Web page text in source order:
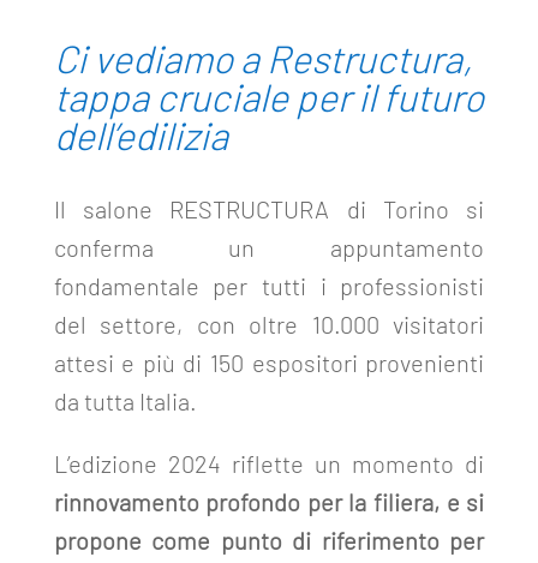
Ci vediamo a Restructura,
tappa cruciale per il futuro
dell’edilizia
Il salone RESTRUCTURA di Torino si
conferma un appuntamento
fondamentale per tutti i professionisti
del settore, con oltre 10.000 visitatori
attesi e più di 150 espositori provenienti
da tutta Italia.
L’edizione 2024 riflette un momento di
rinnovamento profondo per la filiera, e si
propone come punto di riferimento per